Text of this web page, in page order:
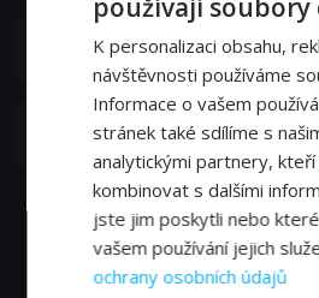
Jiří Macháček
Martin Zbrožek
používají soubory
K personalizaci obsahu,
návštěvnosti používáme
Informace o vašem
stránek také sdílíme s
analytickými partnery,
kombinovat s dalšími
jste jim poskytli nebo
vašem používání jejich
ochrany osobních údajů